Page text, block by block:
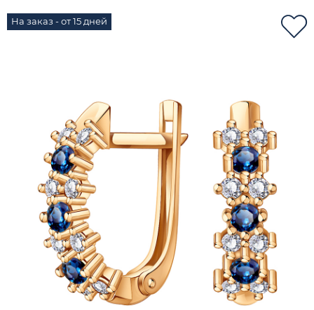
На заказ - от 15 дней